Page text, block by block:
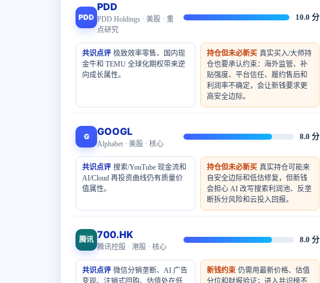
PDD
PDD
PDD Holdings · 美股 · 重
点研究
10.0 分
共识点评 极致效率零售、国内现
金牛和 TEMU 全球化期权带来逆
向成长属性。
持仓但未必新买 真实买入/大师持
仓也要承认约束：海外监管、补
贴强度、平台信任、履约售后和
利润率不确定，会让新钱要求更
高安全边际。
G GOOGL
Alphabet · 美股 · 核心
8.0 分
共识点评 搜索/YouTube 现金流和
AI/Cloud 再投资曲线仍有质量价
值属性。
持仓但未必新买 真实持仓可能来
自安全边际和低估修复，但新钱
会担心 AI 改写搜索利润池、反垄
断拆分风险和云投入回报。
腾讯 700.HK
腾讯控股 · 港股 · 核心
8.0 分
共识点评 微信分销垄断、AI 广告
变现、注销式回购、估值处在低
新钱约束 仍需用最新价格、估值
分位和财报验证；进入共识榜不